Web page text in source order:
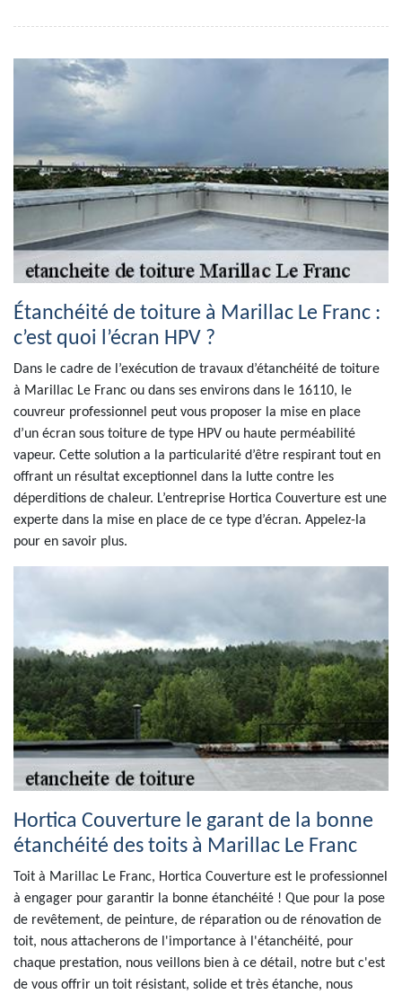
Étanchéité de toiture à Marillac Le Franc :
c’est quoi l’écran HPV ?
Dans le cadre de l’exécution de travaux d’étanchéité de toiture
à Marillac Le Franc ou dans ses environs dans le 16110, le
couvreur professionnel peut vous proposer la mise en place
d’un écran sous toiture de type HPV ou haute perméabilité
vapeur. Cette solution a la particularité d’être respirant tout en
offrant un résultat exceptionnel dans la lutte contre les
déperditions de chaleur. L’entreprise Hortica Couverture est une
experte dans la mise en place de ce type d’écran. Appelez-la
pour en savoir plus.
Hortica Couverture le garant de la bonne
étanchéité des toits à Marillac Le Franc
Toit à Marillac Le Franc, Hortica Couverture est le professionnel
à engager pour garantir la bonne étanchéité ! Que pour la pose
de revêtement, de peinture, de réparation ou de rénovation de
toit, nous attacherons de l'importance à l'étanchéité, pour
chaque prestation, nous veillons bien à ce détail, notre but c'est
de vous offrir un toit résistant, solide et très étanche, nous